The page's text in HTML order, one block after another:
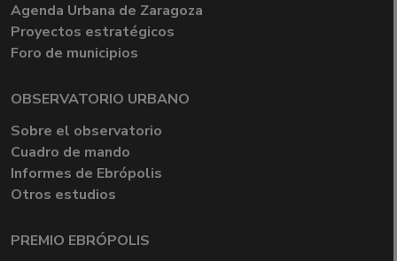
Agenda Urbana de Zaragoza
Proyectos estratégicos
Foro de municipios
OBSERVATORIO URBANO
Sobre el observatorio
Cuadro de mando
Informes de Ebrópolis
Otros estudios
PREMIO EBRÓPOLIS